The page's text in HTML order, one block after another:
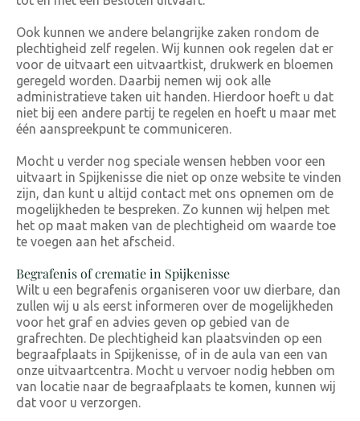
Ook kunnen we andere belangrijke zaken rondom de
plechtigheid zelf regelen. Wij kunnen ook regelen dat er
voor de uitvaart een uitvaartkist, drukwerk en bloemen
geregeld worden. Daarbij nemen wij ook alle
administratieve taken uit handen. Hierdoor hoeft u dat
niet bij een andere partij te regelen en hoeft u maar met
één aanspreekpunt te communiceren.
Mocht u verder nog speciale wensen hebben voor een
uitvaart in Spijkenisse die niet op onze website te vinden
zijn, dan kunt u altijd contact met ons opnemen om de
mogelijkheden te bespreken. Zo kunnen wij helpen met
het op maat maken van de plechtigheid om waarde toe
te voegen aan het afscheid.
Begrafenis of crematie in Spijkenisse
Wilt u een begrafenis organiseren voor uw dierbare, dan
zullen wij u als eerst informeren over de mogelijkheden
voor het graf en advies geven op gebied van de
grafrechten. De plechtigheid kan plaatsvinden op een
begraafplaats in Spijkenisse, of in de aula van een van
onze uitvaartcentra. Mocht u vervoer nodig hebben om
van locatie naar de begraafplaats te komen, kunnen wij
dat voor u verzorgen.